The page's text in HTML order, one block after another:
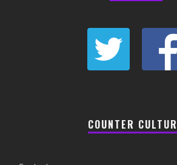
COUNTER